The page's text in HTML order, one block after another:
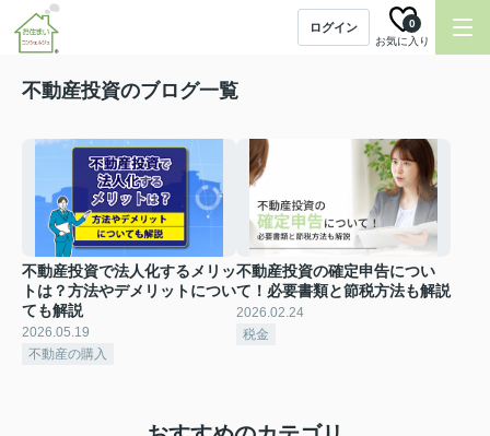
ログイン
お気に入り
0
不動産投資のブログ一覧
不動産投資で法人化するメリッ
トは？方法やデメリットについ
ても解説
2026.05.19
不動産の購入
不動産投資の確定申告につい
て！必要書類と節税方法も解説
2026.02.24
税金